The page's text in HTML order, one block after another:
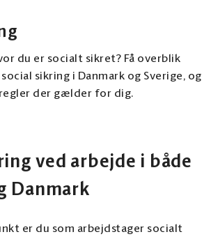
du er socialt sikret? Få overblik
sikring i Danmark og Sverige, og
der gælder for dig.
ved arbejde i både
Danmark
er du som arbejdstager socialt